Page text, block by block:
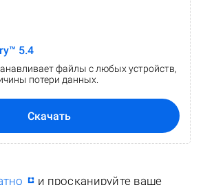
5.4
файлы с любых устройств,
потери данных.
Скачать
и просканируйте ваше